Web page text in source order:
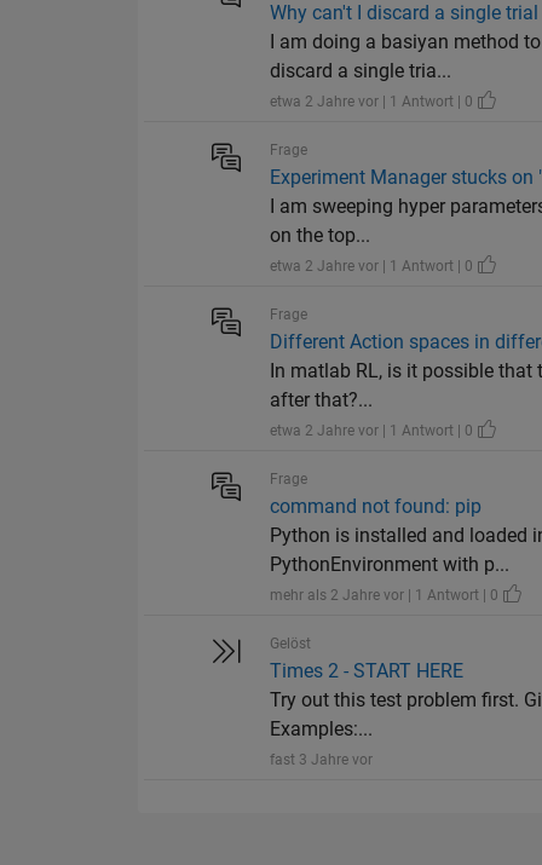
Why can't I discard a single
I am doing a basiyan method
discard a single tria...
etwa 2 Jahre vor | 1 Antwort | 0
Frage
Experiment Manager stucks on
I am sweeping hyper
on the top...
etwa 2 Jahre vor | 1 Antwort | 0
Frage
Different Action spaces in
In matlab RL, is it possible
after that?...
etwa 2 Jahre vor | 1 Antwort | 0
Frage
command not found: pip
Python is installed and loaded
PythonEnvironment with p...
mehr als 2 Jahre vor | 1 Antwort | 0
Gelöst
Times 2 - START HERE
Try out this test problem first.
Examples:...
fast 3 Jahre vor